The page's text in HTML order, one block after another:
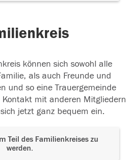
können sich sowohl alle
als auch Freunde und
und so eine Trauergemeinde
Kontakt mit anderen Mitgliedern
jetzt ganz bequem ein.
Teil des Familienkreises zu
werden.